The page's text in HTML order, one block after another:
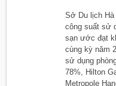
Sở Du lịch Hà
công suất sử
sạn ước đạt
cùng kỳ năm
sử dụng
78%, Hilton
Metropole